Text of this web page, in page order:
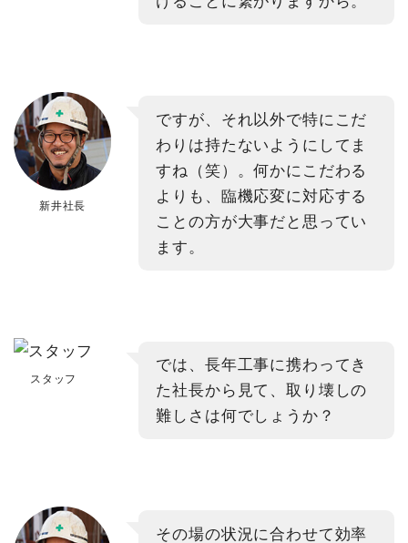
新井社長
ですが、それ以外で特にこだ
わりは持たないようにしてま
すね（笑）。何かにこだわる
よりも、臨機応変に対応する
ことの方が大事だと思ってい
ます。
スタッフ
では、長年工事に携わってき
た社長から見て、取り壊しの
難しさは何でしょうか？
その場の状況に合わせて効率